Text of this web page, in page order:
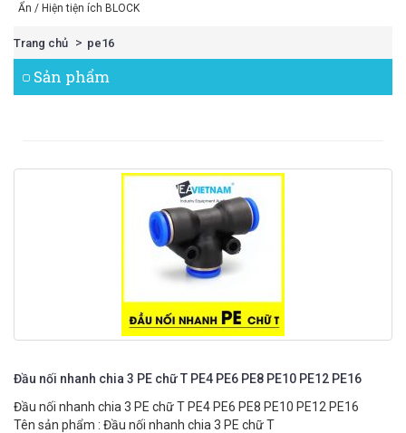
Ẩn / Hiện tiện ích BLOCK
Trang chủ pe16
Sản phẩm
Đầu nối nhanh chia 3 PE chữ T PE4 PE6 PE8 PE10 PE12 PE16
Đầu nối nhanh chia 3 PE chữ T PE4 PE6 PE8 PE10 PE12 PE16
Tên sản phẩm : Đầu nối nhanh chia 3 PE chữ T